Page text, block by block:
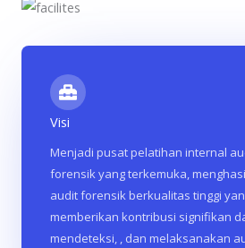
Visi
Menjadi pusat pelatihan internal
forensik yang terkemuka,
audit forensik berkualitas tinggi
memberikan kontribusi signifikan
mendeteksi, , dan melaksanakan